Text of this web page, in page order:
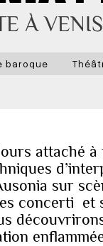
À
baroque
attaché
sur
concerti et